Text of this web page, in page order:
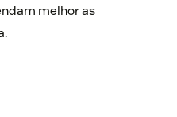
melhor as